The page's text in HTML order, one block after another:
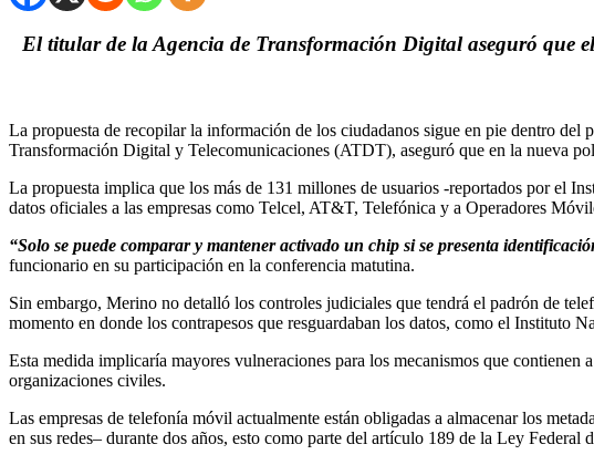
El titular de la Agencia de Transformación Digital aseguró que
La propuesta de recopilar la información de los ciudadanos sigue en pie dentro
Transformación Digital y Telecomunicaciones (ATDT), aseguró que en la nueva
La propuesta implica que los más de 131 millones de usuarios -reportados por el
datos oficiales a las empresas como Telcel, AT&T, Telefónica y a Operadores
“Solo se puede comparar y mantener activado un chip si se presenta
funcionario en su participación en la conferencia matutina.
Sin embargo, Merino no detalló los controles judiciales que tendrá el padrón de
momento en donde los contrapesos que resguardaban los datos, como el Instituto
Esta medida implicaría mayores vulneraciones para los mecanismos que
organizaciones civiles.
Las empresas de telefonía móvil actualmente están obligadas a almacenar los
en sus redes– durante dos años, esto como parte del artículo 189 de la Ley